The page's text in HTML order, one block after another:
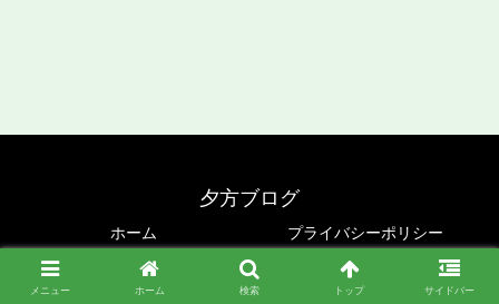
夕方ブログ
ホーム プライバシーポリシー
© 2020 夕方ブログ.
メニュー ホーム 検索 トップ サイドバー